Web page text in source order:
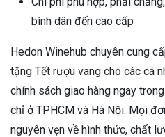
bình dân đến cao cấp
Hedon Winehub chuyên cung
tặng Tết rượu vang cho các cá
chính sách giao hàng ngay
chỉ ở TPHCM và Hà Nội. Mọi
nguyên vẹn về hình thức, chất